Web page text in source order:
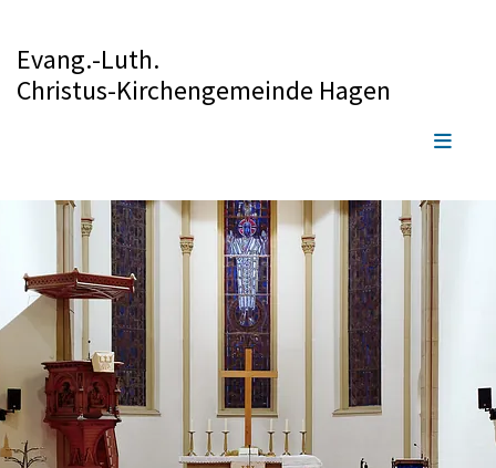
Evang.-Luth.
Christus-Kirchengemeinde Hagen